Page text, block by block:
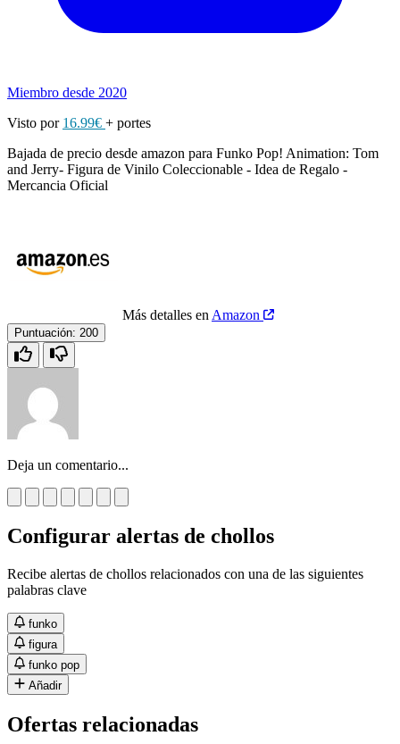
Miembro desde 2020
Visto por 16.99€ + portes
Bajada de precio desde amazon para Funko Pop! Animation: Tom
and Jerry- Figura de Vinilo Coleccionable - Idea de Regalo -
Mercancia Oficial
Más detalles en Amazon
Puntuación: 200
Deja un comentario...
Configurar alertas de chollos
Recibe alertas de chollos relacionados con una de las siguientes
palabras clave
funko
figura
funko pop
Añadir
Ofertas relacionadas